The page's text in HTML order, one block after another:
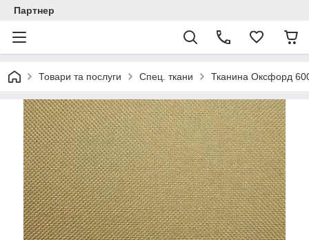
Партнер
Товари та послуги Спец. ткани Тканина Оксфорд